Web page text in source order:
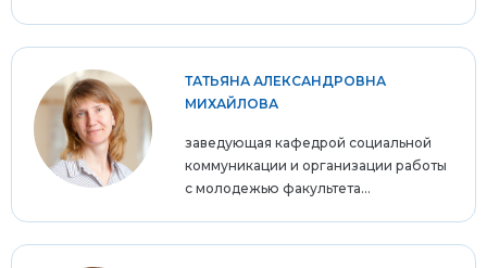
ТАТЬЯНА АЛЕКСАНДРОВНА
МИХАЙЛОВА
заведующая кафедрой социальной
коммуникации и организации работы
с молодежью факультета...